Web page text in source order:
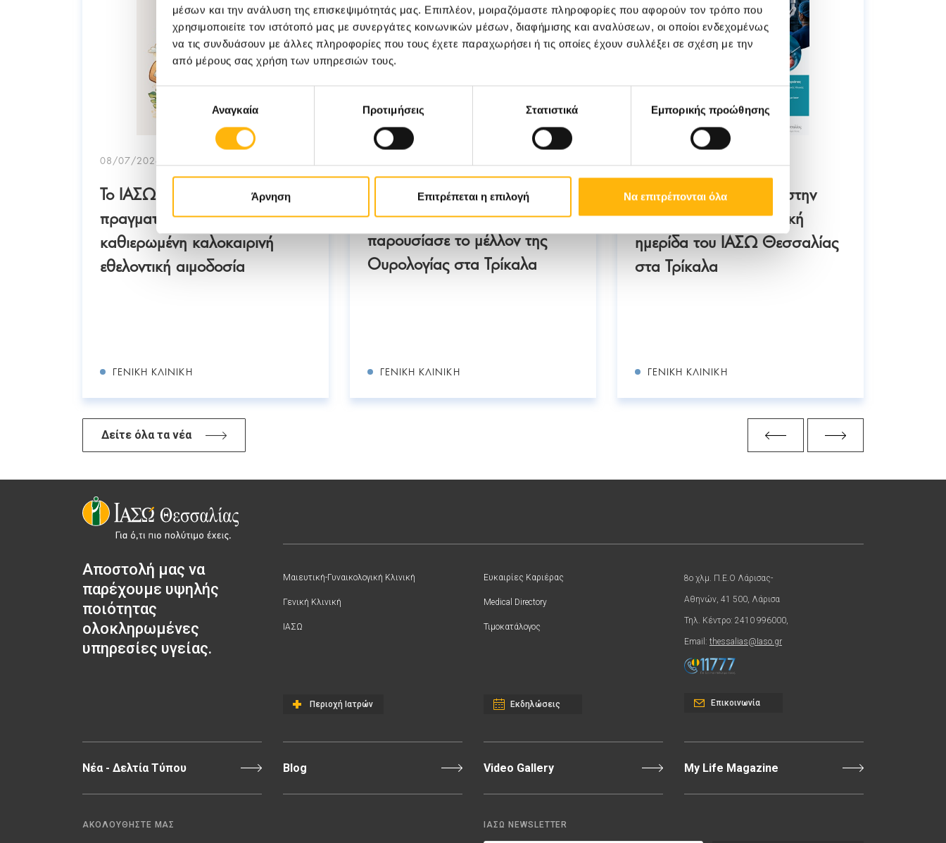
μέσων και την ανάλυση της επισκεψιμότητάς μας. Επιπλέον, μοιραζόμαστε πληροφορίες που αφορούν τον τρόπο που
χρησιμοποιείτε τον ιστότοπό μας με συνεργάτες κοινωνικών μέσων, διαφήμισης και αναλύσεων, οι οποίοι ενδεχομένως
να τις συνδυάσουν με άλλες πληροφορίες που τους έχετε παραχωρήσει ή τις οποίες έχουν συλλέξει σε σχέση με την
από μέρους σας χρήση των υπηρεσιών τους.
Επιλογή
συγκατάθεσηςΑναγκαία Προτιμήσεις Στατιστικά Εμπορικής προώθησης
Άρνηση Επιτρέπεται η επιλογή Να επιτρέπονται όλα
08/07/2026
Το ΙΑΣΩ Θεσσαλίας
πραγματοποίησε την
καθιερωμένη καλοκαιρινή
εθελοντική αιμοδοσία
ΓΕΝΙΚΉ ΚΛΙΝΙΚΉ
Ρομποτική χειρουργική και
laser: Το ΙΑΣΩ Θεσσαλίας
παρουσίασε το μέλλον της
Ουρολογίας στα Τρίκαλα
ΓΕΝΙΚΉ ΚΛΙΝΙΚΉ
Καινοτόμες θεραπείες στην
Ουρολογία Επιστημονική
ημερίδα του ΙΑΣΩ Θεσσαλίας
στα Τρίκαλα
ΓΕΝΙΚΉ ΚΛΙΝΙΚΉ
Δείτε όλα τα νέα
Αποστολή μας να
παρέχουμε υψηλής
ποιότητας
ολοκληρωμένες
υπηρεσίες υγείας.
Μαιευτική-Γυναικολογική Κλινική
Γενική Κλινική
ΙΑΣΩ
Περιοχή Ιατρών
Ευκαιρίες Καριέρας
Medical Directory
Τιμοκατάλογος
Εκδηλώσεις
8ο χλμ. Π.Ε.Ο Λάρισας-
Αθηνών, 41 500, Λάρισα
Τηλ. Κέντρο: 2410 996000,
Email: thessalias@Iaso.gr
Επικοινωνία
Νέα - Δελτία Τύπου Blog Video Gallery My Life Magazine
ΑΚΟΛΟΥΘΗΣΤΕ ΜΑΣ ΙΑΣΩ NEWSLETTER